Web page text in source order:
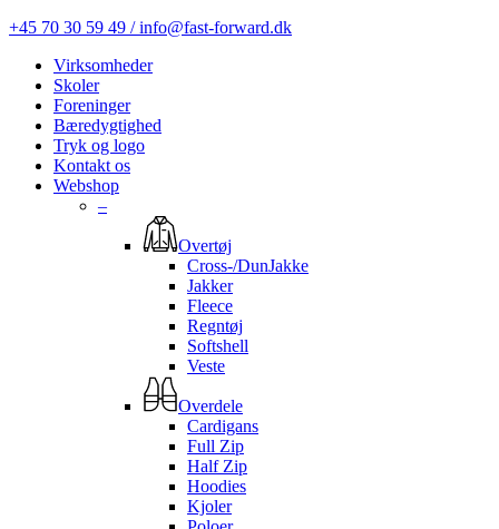
+45 70 30 59 49 / info@fast-forward.dk
Virksomheder
Skoler
Foreninger
Bæredygtighed
Tryk og logo
Kontakt os
Webshop
–
Overtøj
Cross-/DunJakke
Jakker
Fleece
Regntøj
Softshell
Veste
Overdele
Cardigans
Full Zip
Half Zip
Hoodies
Kjoler